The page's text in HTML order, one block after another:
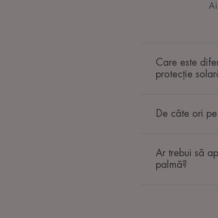
Care este
protecție
De câte ori
Ar trebui să
palmă?